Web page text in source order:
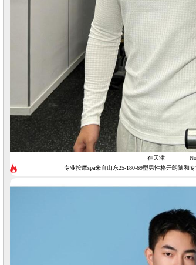
在天津
专业按摩spa来自山东25-180-69型男性格开朗随和